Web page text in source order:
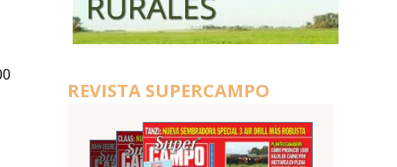
REVISTA SUPERCAMPO